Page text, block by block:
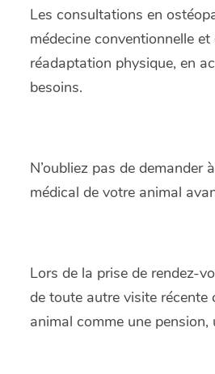
Les consultations en
médecine conventionnelle
réadaptation physique, en
besoins.
N’oubliez pas de
médical de votre animal
Lors de la prise de rendez-
de toute autre visite récente
animal comme une